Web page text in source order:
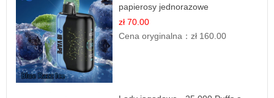
papierosy jednorazowe
zł 70.00
Cena oryginalna：zł 160.00